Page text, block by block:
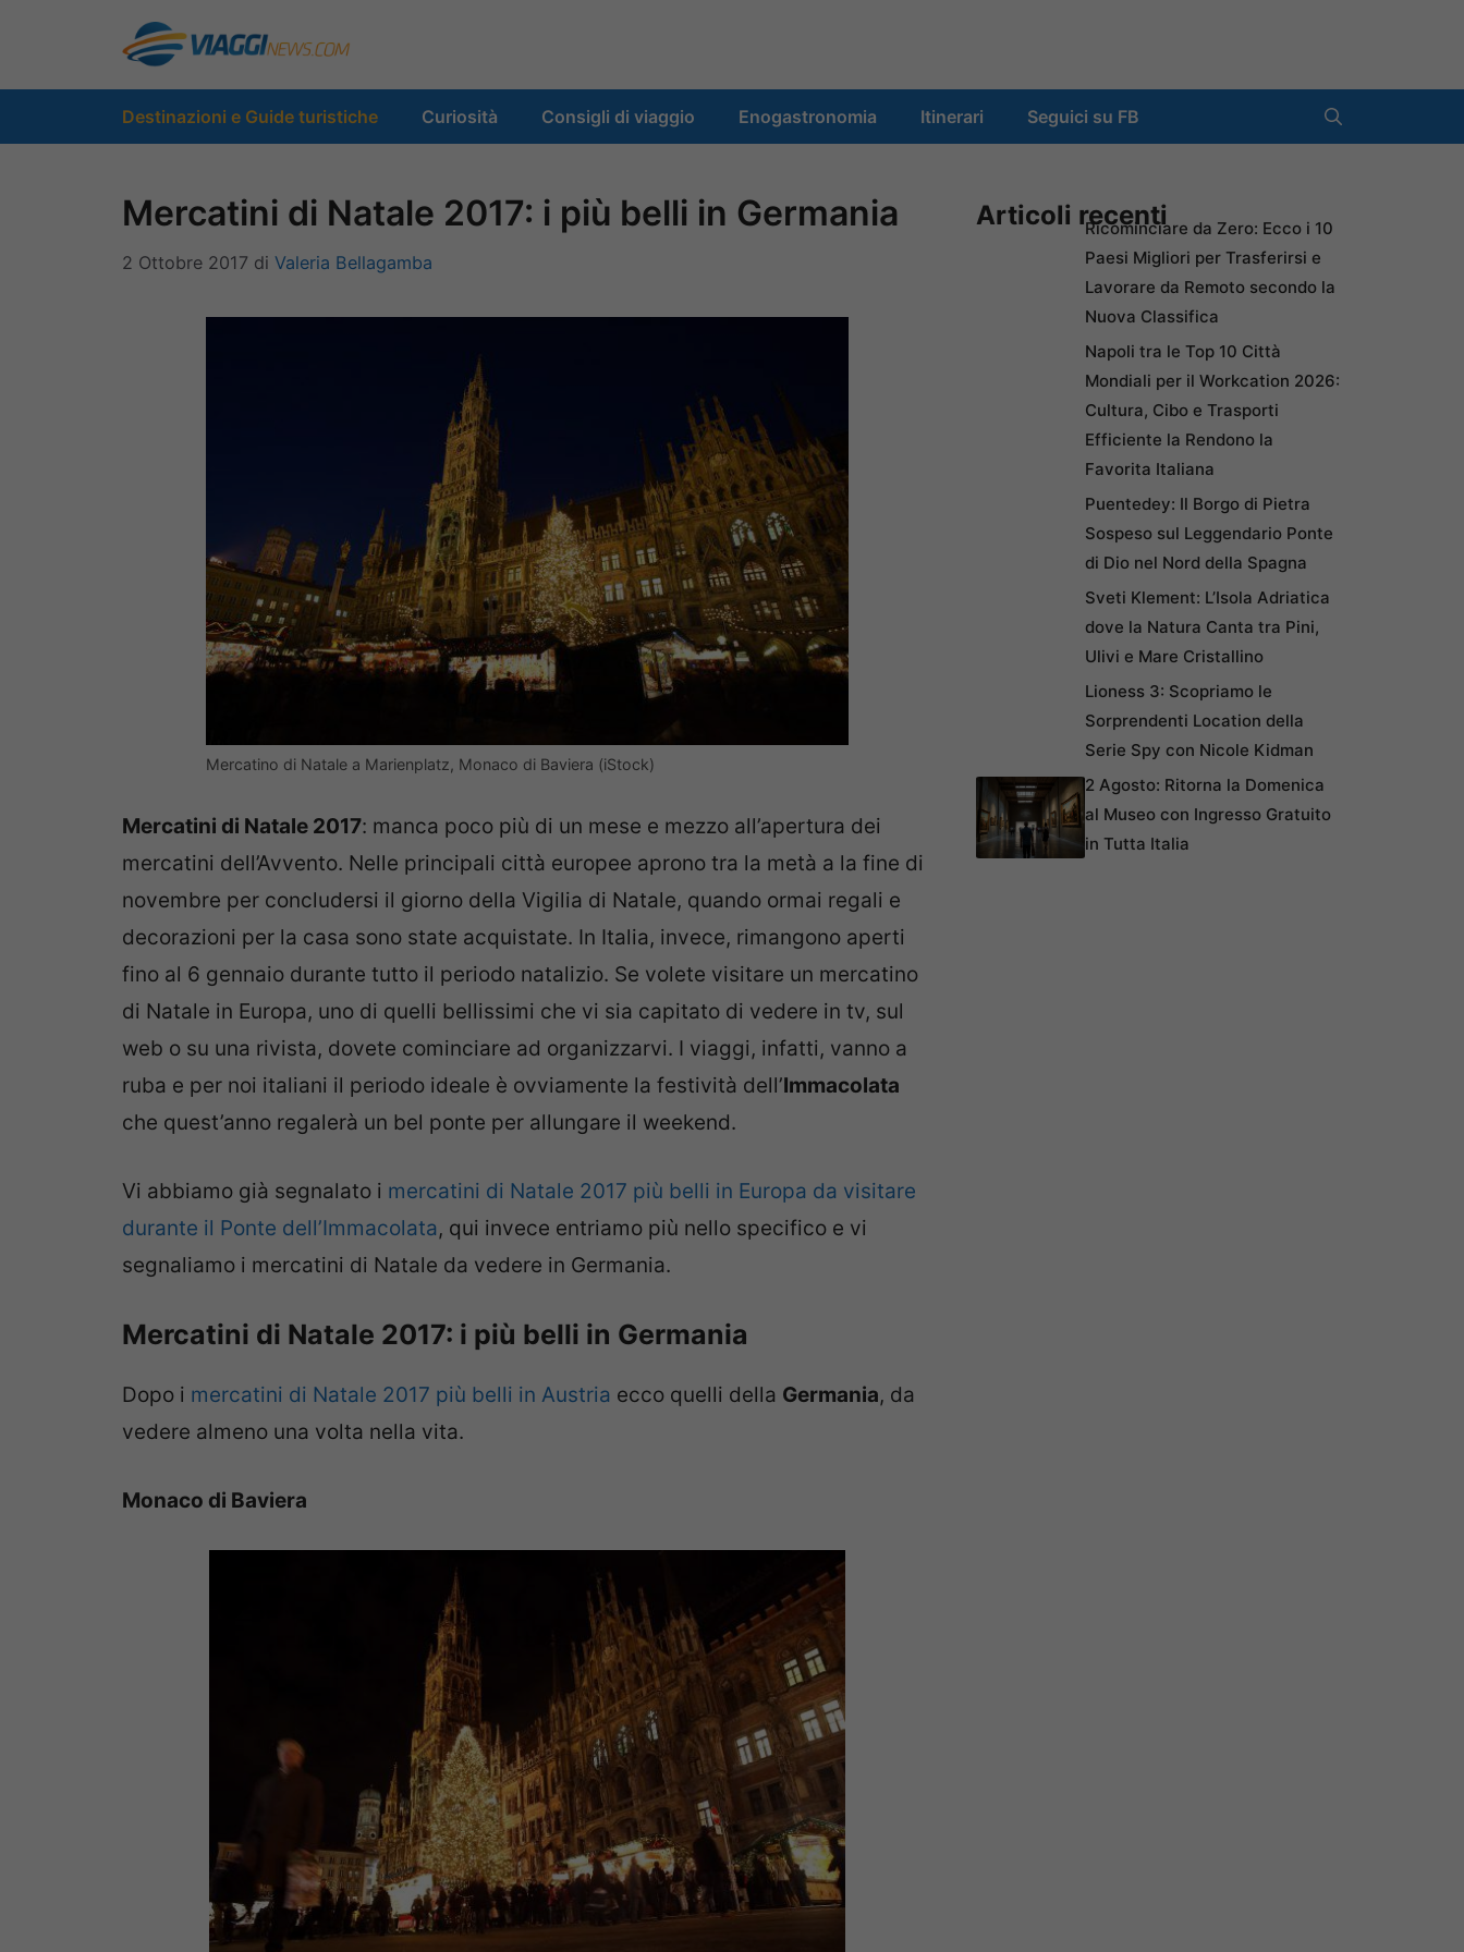
contenuto
Destinazioni e Guide turistiche Curiosità Consigli di viaggio Enogastronomia Itinerari Seguici su FB
Mercatini di Natale 2017: i più belli in Germania
2 Ottobre 2017 di Valeria Bellagamba
Mercatino di Natale a Marienplatz, Monaco di Baviera (iStock)
Mercatini di Natale 2017: manca poco più di un mese e mezzo all’apertura dei
mercatini dell’Avvento. Nelle principali città europee aprono tra la metà a la fine di
novembre per concludersi il giorno della Vigilia di Natale, quando ormai regali e
decorazioni per la casa sono state acquistate. In Italia, invece, rimangono aperti
fino al 6 gennaio durante tutto il periodo natalizio. Se volete visitare un mercatino
di Natale in Europa, uno di quelli bellissimi che vi sia capitato di vedere in tv, sul
web o su una rivista, dovete cominciare ad organizzarvi. I viaggi, infatti, vanno a
ruba e per noi italiani il periodo ideale è ovviamente la festività dell’Immacolata
che quest’anno regalerà un bel ponte per allungare il weekend.
Vi abbiamo già segnalato i mercatini di Natale 2017 più belli in Europa da visitare
durante il Ponte dell’Immacolata, qui invece entriamo più nello specifico e vi
segnaliamo i mercatini di Natale da vedere in Germania.
Mercatini di Natale 2017: i più belli in Germania
Dopo i mercatini di Natale 2017 più belli in Austria ecco quelli della Germania, da
vedere almeno una volta nella vita.
Monaco di Baviera
Articoli recentiRicominciare da Zero: Ecco i 10
Paesi Migliori per Trasferirsi e
Lavorare da Remoto secondo la
Nuova Classifica
Napoli tra le Top 10 Città
Mondiali per il Workcation 2026:
Cultura, Cibo e Trasporti
Efficiente la Rendono la
Favorita Italiana
Puentedey: Il Borgo di Pietra
Sospeso sul Leggendario Ponte
di Dio nel Nord della Spagna
Sveti Klement: L’Isola Adriatica
dove la Natura Canta tra Pini,
Ulivi e Mare Cristallino
Lioness 3: Scopriamo le
Sorprendenti Location della
Serie Spy con Nicole Kidman
2 Agosto: Ritorna la Domenica
al Museo con Ingresso Gratuito
in Tutta Italia